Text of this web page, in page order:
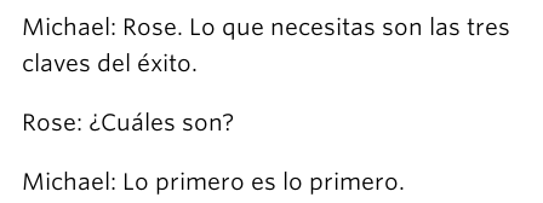
Michael: Rose. Lo que necesitas son las tres
claves del éxito.
Rose: ¿Cuáles son?
Michael: Lo primero es lo primero.